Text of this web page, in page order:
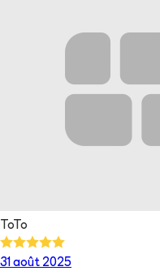
ToTo
31 août 2025